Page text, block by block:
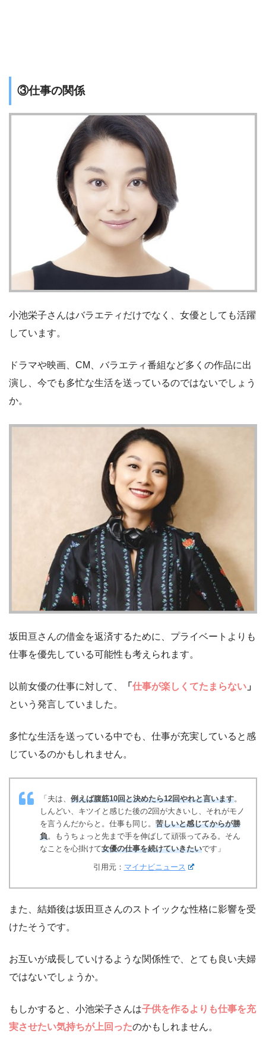
③仕事の関係
小池栄子さんはバラエティだけでなく、女優としても活躍
しています。
ドラマや映画、CM、バラエティ番組など多くの作品に出
演し、今でも多忙な生活を送っているのではないでしょう
か。
坂田亘さんの借金を返済するために、プライベートよりも
仕事を優先している可能性も考えられます。
以前女優の仕事に対して、 「 仕事が楽しくてたまらない 」
という発言していました。
多忙な生活を送っている中でも、仕事が充実していると感
じているのかもしれません。
「夫は、 例えば腹筋10回と決めたら12回やれと言います。
しんどい、キツイと感じた後の2回が大きいし、それがモノ
を言うんだからと。仕事も同じ。 苦しいと感じてからが勝
負。もうちょっと先まで手を伸ばして頑張ってみる。そん
なことを心掛けて女優の仕事を続けていきたいです」
引用元： マイナビニュース
また、結婚後は坂田亘さんのストイックな性格に影響を受
けたそうです。
お互いが成長していけるような関係性で、とても良い夫婦
ではないでしょうか。
もしかすると、小池栄子さんは子供を作るよりも仕事を充
実させたい気持ちが上回ったのかもしれません。